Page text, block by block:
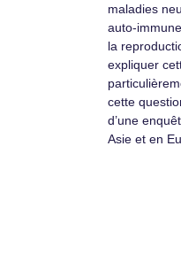
maladies
auto-
la
expliquer
cette
d’une
Asie et en